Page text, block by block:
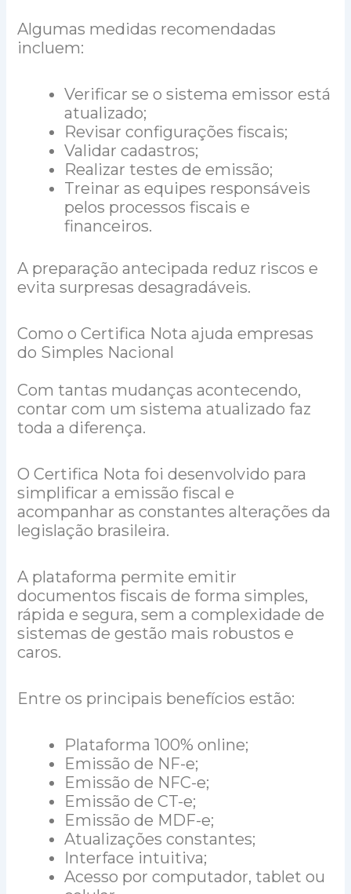
Algumas medidas recomendadas
incluem:
Verificar se o sistema emissor está
atualizado;
Revisar configurações fiscais;
Validar cadastros;
Realizar testes de emissão;
Treinar as equipes responsáveis
pelos processos fiscais e
financeiros.
A preparação antecipada reduz riscos e
evita surpresas desagradáveis.
Como o Certifica Nota ajuda empresas
do Simples Nacional
Com tantas mudanças acontecendo,
contar com um sistema atualizado faz
toda a diferença.
O Certifica Nota foi desenvolvido para
simplificar a emissão fiscal e
acompanhar as constantes alterações da
legislação brasileira.
A plataforma permite emitir
documentos fiscais de forma simples,
rápida e segura, sem a complexidade de
sistemas de gestão mais robustos e
caros.
Entre os principais benefícios estão:
Plataforma 100% online;
Emissão de NF-e;
Emissão de NFC-e;
Emissão de CT-e;
Emissão de MDF-e;
Atualizações constantes;
Interface intuitiva;
Acesso por computador, tablet ou